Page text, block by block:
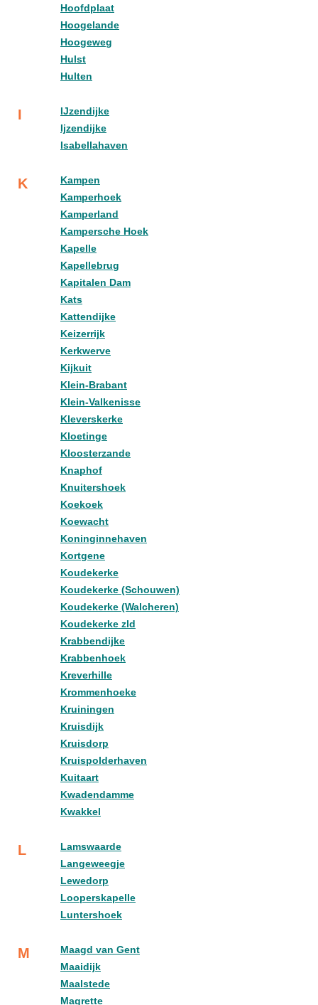
Hoofdplaat
Hoogelande
Hoogeweg
Hulst
Hulten
I
IJzendijke
Ijzendijke
Isabellahaven
K
Kampen
Kamperhoek
Kamperland
Kampersche Hoek
Kapelle
Kapellebrug
Kapitalen Dam
Kats
Kattendijke
Keizerrijk
Kerkwerve
Kijkuit
Klein-Brabant
Klein-Valkenisse
Kleverskerke
Kloetinge
Kloosterzande
Knaphof
Knuitershoek
Koekoek
Koewacht
Koninginnehaven
Kortgene
Koudekerke
Koudekerke (Schouwen)
Koudekerke (Walcheren)
Koudekerke zld
Krabbendijke
Krabbenhoek
Kreverhille
Krommenhoeke
Kruiningen
Kruisdijk
Kruisdorp
Kruispolderhaven
Kuitaart
Kwadendamme
Kwakkel
L
Lamswaarde
Langeweegje
Lewedorp
Looperskapelle
Luntershoek
M
Maagd van Gent
Maaidijk
Maalstede
Magrette